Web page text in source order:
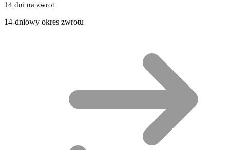
14 dni na zwrot
14-dniowy okres zwrotu